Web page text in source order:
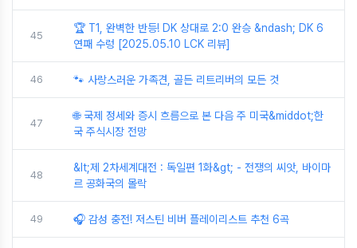
45
🏆 T1, 완벽한 반등! DK 상대로 2:0 완승 &ndash; DK 6
연패 수렁 [2025.05.10 LCK 리뷰]
46 🐾 사랑스러운 가족견, 골든 리트리버의 모든 것
47
🌐 국제 정세와 증시 흐름으로 본 다음 주 미국&middot;한
국 주식시장 전망
48
&lt;제 2차세계대전 : 독일편 1화&gt; - 전쟁의 씨앗, 바이마
르 공화국의 몰락
49 🎧 감성 충전! 저스틴 비버 플레이리스트 추천 6곡